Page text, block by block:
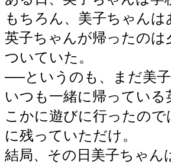
もちろん、美子ちゃん
英子ちゃんが帰ったの
ついていた。
──というのも、まだ美
いつも一緒に帰ってい
こかに遊びに行ったの
に残っていただけ。
結局、その日美子ちゃ